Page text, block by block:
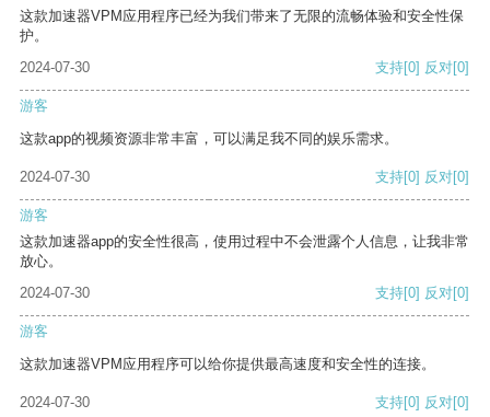
这款加速器VPM应用程序已经为我们带来了无限的流畅体验和安全性保
护。
2024-07-30
支持[0] 反对[0]
游客
这款app的视频资源非常丰富，可以满足我不同的娱乐需求。
2024-07-30 支持[0] 反对[0]
游客
这款加速器app的安全性很高，使用过程中不会泄露个人信息，让我非常
放心。
2024-07-30
支持[0] 反对[0]
游客
这款加速器VPM应用程序可以给你提供最高速度和安全性的连接。
2024-07-30 支持[0] 反对[0]